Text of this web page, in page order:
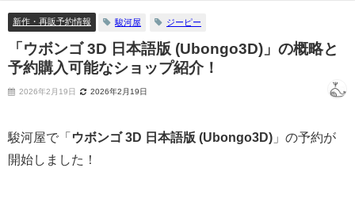
新作・再販予約情報 駿河屋 ジーピー
「ウボンゴ 3D 日本語版 (Ubongo3D)」の概略と
予約購入可能なショップ紹介！
2026年2月19日 2026年2月19日
駿河屋で「 ウボンゴ 3D 日本語版 (Ubongo3D) 」の予約が
開始しました！